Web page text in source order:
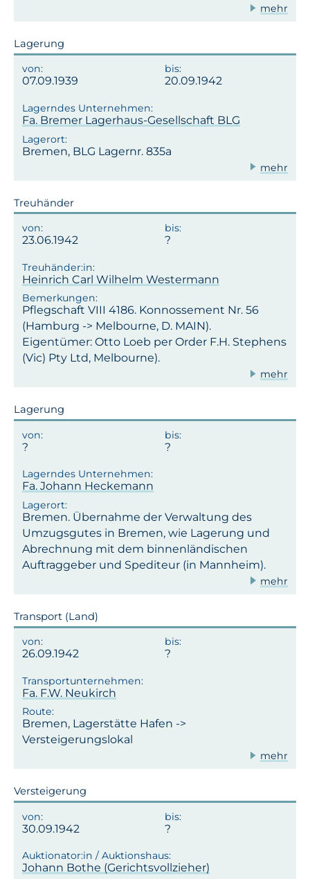
mehr
Lagerung
07.09.1939 20.09.1942
Fa. Bremer Lagerhaus-Gesellschaft BLG
Bremen, BLG Lagernr. 835a
mehr
Treuhänder
23.06.1942
Heinrich Carl Wilhelm Westermann
Pflegschaft VIII 4186. Konnossement Nr. 56
(Hamburg -> Melbourne, D. MAIN).
Eigentümer: Otto Loeb per Order F.H. Stephens
(Vic) Pty Ltd, Melbourne).
mehr
Lagerung
Fa. Johann Heckemann
Bremen. Übernahme der Verwaltung des
Umzugsgutes in Bremen, wie Lagerung und
Abrechnung mit dem binnenländischen
Auftraggeber und Spediteur (in Mannheim).
mehr
Transport (Land)
26.09.1942
Fa. F.W. Neukirch
Bremen, Lagerstätte Hafen ->
Versteigerungslokal
mehr
Versteigerung
30.09.1942
Johann Bothe (Gerichtsvollzieher)